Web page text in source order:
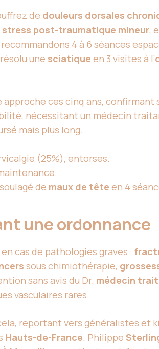
de douleurs dorsales
stress post-traumatique mineur,
recommandons 4 à 6 séances
une sciatique en 3 visites à l’
approche ces cinq ans,
nécessitant un médecin
mais plus long.
(25%), entorses.
de maux de tête en 4
une ordonnance
cas de pathologies graves :
sous chimiothérapie,
sans avis du Dr. médecin
vasculaires rares.
reportant vers généralistes et
Hauts-de-France. Philippe